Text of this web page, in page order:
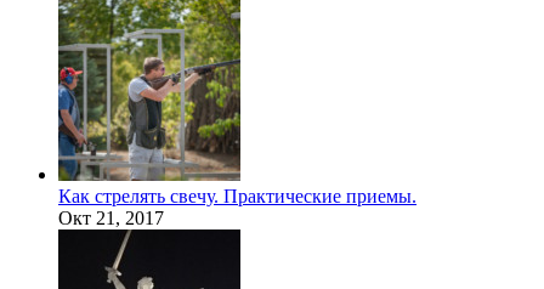
Как стрелять свечу. Практические приемы.
Окт 21, 2017